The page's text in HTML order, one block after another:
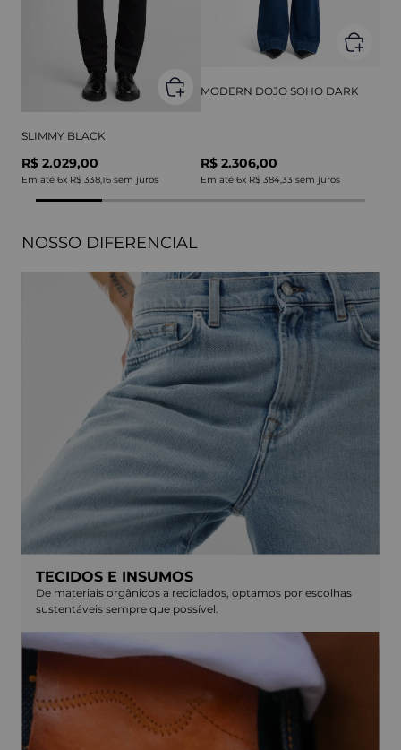
SLIMMY BLACK
R$ 2.029,00
Em até 6x R$ 338,16 sem juros
MODERN DOJO SOHO DARK
R$ 2.306,00
Em até 6x R$ 384,33 sem juros
NOSSO DIFERENCIAL
TECIDOS E INSUMOS
De materiais orgânicos a reciclados, optamos por escolhas
sustentáveis sempre que possível.